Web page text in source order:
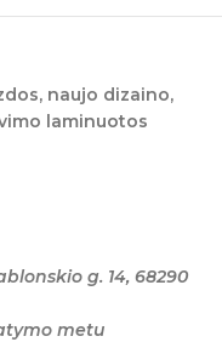
naujo dizaino,
laminuotos
g. 14, 68290
metu